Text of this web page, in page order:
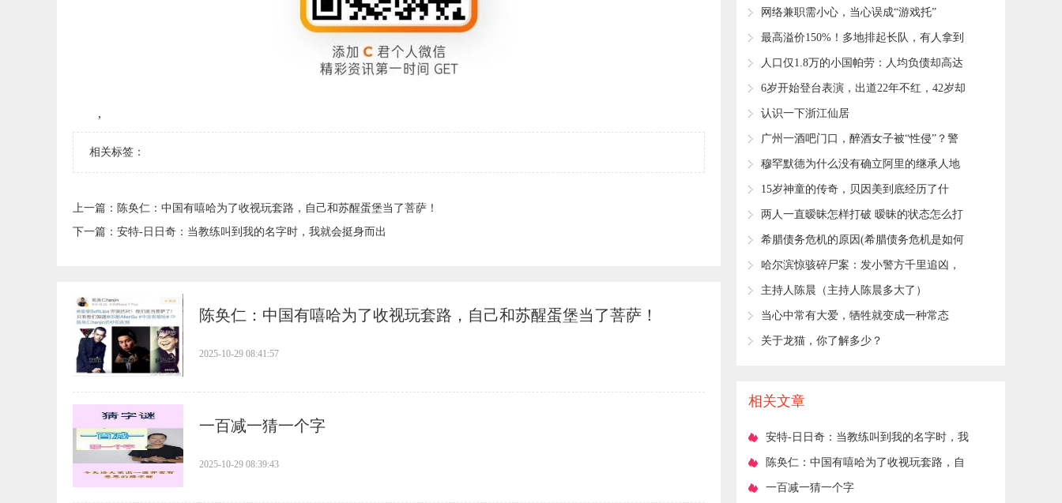
,
相关标签：
上一篇： ​陈奂仁：中国有嘻哈为了收视玩套路，自己和苏醒蛋堡当了菩萨！
下一篇： ​安特-日日奇：当教练叫到我的名字时，我就会挺身而出
​陈奂仁：中国有嘻哈为了收视玩套路，自己和苏醒蛋堡当了菩萨！
2025-10-29 08:41:57
​一百减一猜一个字
2025-10-29 08:39:43
​网络兼职需小心，当心误成“游戏托”
​最高溢价150%！多地排起长队，有人拿到
转手就卖！
​人口仅1.8万的小国帕劳：人均负债却高达
547万，约是我国的640倍
​6岁开始登台表演，出道22年不红，42岁却
意外走红
​认识一下浙江仙居
​广州一酒吧门口，醉酒女子被“性侵”？警
方通报来了
​穆罕默德为什么没有确立阿里的继承人地
位？
​15岁神童的传奇，贝因美到底经历了什
么？
​两人一直暧昧怎样打破 暧昧的状态怎么打
破
​希腊债务危机的原因(希腊债务危机是如何
解决的)
​哈尔滨惊骇碎尸案：发小警方千里追凶，
10名风尘女子被碎成肉沫
​主持人陈晨（主持人陈晨多大了）
​当心中常有大爱，牺牲就变成一种常态
​关于龙猫，你了解多少？
相关文章
​安特-日日奇：当教练叫到我的名字时，我
就会挺身而出
​陈奂仁：中国有嘻哈为了收视玩套路，自
己和苏醒蛋堡当了菩萨！
​一百减一猜一个字